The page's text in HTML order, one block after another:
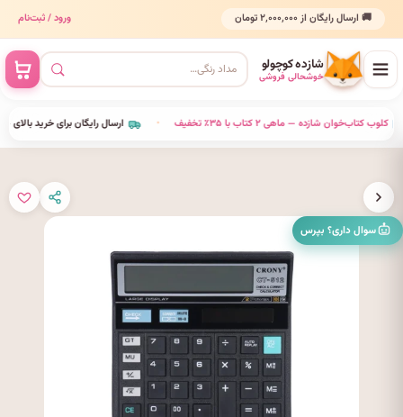
🚚 ارسال رایگان از ۲٬۰۰۰٬۰۰۰ تومان ورود / ثبت‌نام
شازده کوچولو
خوشحالی فروشی
ارسال رایگان برای خرید بالای • کلوب کتاب‌خوان شازده — ماهی ۲ کتاب با ۳۵٪ تخفیف •
سوال داری؟ بپرس